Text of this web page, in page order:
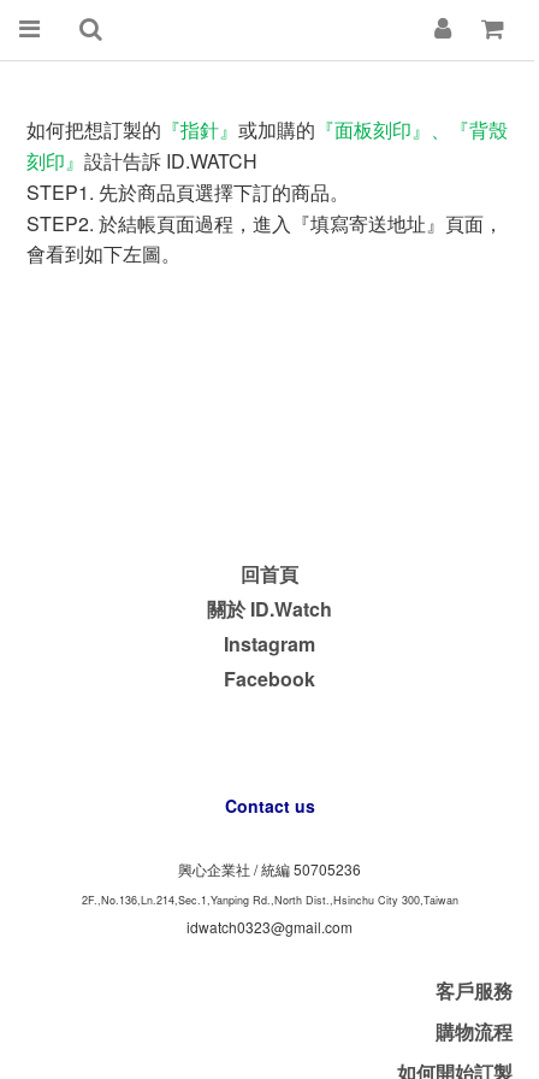
如何把想訂製的 『指針』 或加購的 『面板刻印』、『背殼
刻印』 設計告訴 ID.WATCH
STEP1. 先於商品頁選擇下訂的商品。
STEP2. 於結帳頁面過程，進入『填寫寄送地址』頁面，
會看到如下左圖。
回首頁
關於 ID.Watch
Instagram
Facebook
Contact us
興心企業社 /統編 50705236
2F.,No.136,Ln.214,Sec.1,Yanping Rd.,North Dist.,Hsinchu City 300,Taiwan
idwatch0323@gmail.com
客戶服務
購物流程
如何開始訂製